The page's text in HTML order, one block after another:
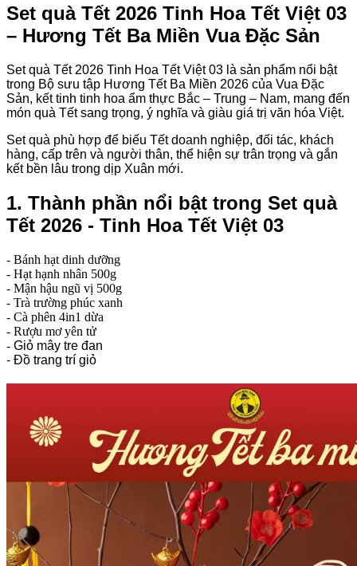
Set quà Tết 2026 Tinh Hoa Tết Việt 03
– Hương Tết Ba Miền Vua Đặc Sản
Set quà Tết 2026 Tinh Hoa Tết Việt 03 là sản phẩm nổi bật
trong Bộ sưu tập Hương Tết Ba Miền 2026 của Vua Đặc
Sản, kết tinh tinh hoa ẩm thực Bắc – Trung – Nam, mang đến
món quà Tết sang trọng, ý nghĩa và giàu giá trị văn hóa Việt.
Set quà phù hợp để biếu Tết doanh nghiệp, đối tác, khách
hàng, cấp trên và người thân, thể hiện sự trân trọng và gắn
kết bền lâu trong dịp Xuân mới.
1. Thành phần nổi bật trong Set quà
Tết 2026 - Tinh Hoa Tết Việt 03
- Bánh hạt dinh dưỡng
- Hạt hạnh nhân 500g
- Mận hậu ngũ vị 500g
- Trà trường phúc xanh
- Cà phên 4in1 dừa
- Rượu mơ yên tử
- Giỏ mây tre đan
- Đồ trang trí giỏ